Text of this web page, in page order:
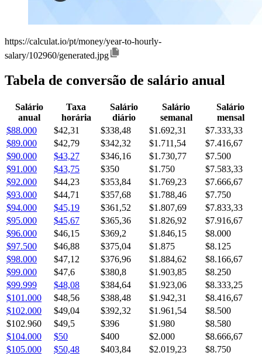
https://calculat.io/pt/money/year-to-hourly-
salary/102960/generated.jpg
Tabela de conversão de salário anual
Salário
anual
Taxa
horária
Salário
diário
Salário
semanal
Salário
mensal
$88.000
$42,31 $338,48 $1.692,31
$7.333,33
$89.000
$42,79 $342,32 $1.711,54
$7.416,67
$90.000
$43,27 $346,16 $1.730,77
$7.500
$91.000
$43,75 $350 $1.750
$7.583,33
$92.000
$44,23 $353,84 $1.769,23
$7.666,67
$93.000
$44,71 $357,68 $1.788,46
$7.750
$94.000
$45,19 $361,52 $1.807,69
$7.833,33
$95.000
$45,67 $365,36 $1.826,92
$7.916,67
$96.000
$46,15 $369,2 $1.846,15
$8.000
$97.500
$46,88 $375,04 $1.875
$8.125
$98.000
$47,12 $376,96 $1.884,62
$8.166,67
$99.000
$47,6 $380,8 $1.903,85
$8.250
$99.999
$48,08 $384,64 $1.923,06
$8.333,25
$101.000
$48,56 $388,48 $1.942,31
$8.416,67
$102.000
$49,04 $392,32 $1.961,54
$8.500
$102.960
$49,5 $396 $1.980
$8.580
$104.000
$50 $400 $2.000
$8.666,67
$105.000
$50,48 $403,84 $2.019,23
$8.750